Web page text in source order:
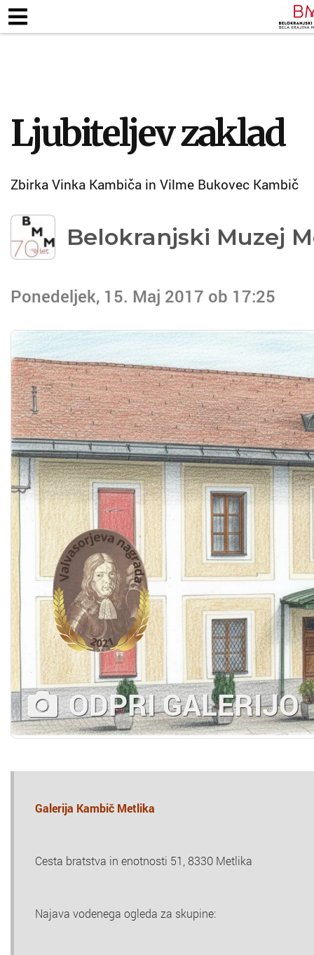
Ljubiteljev zaklad
Zbirka Vinka Kambiča in Vilme Bukovec Kambič
Belokranjski Muzej
Ponedeljek, 15. Maj 2017 ob 17:25
ODPRI GALERIJO
Galerija Kambič Metlika
Cesta bratstva in enotnosti 51, 8330 Metlika
Najava vodenega ogleda za skupine: